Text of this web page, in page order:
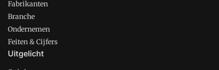
Fabrikanten
Branche
Ondernemen
Feiten & Cijfers
Uitgelicht